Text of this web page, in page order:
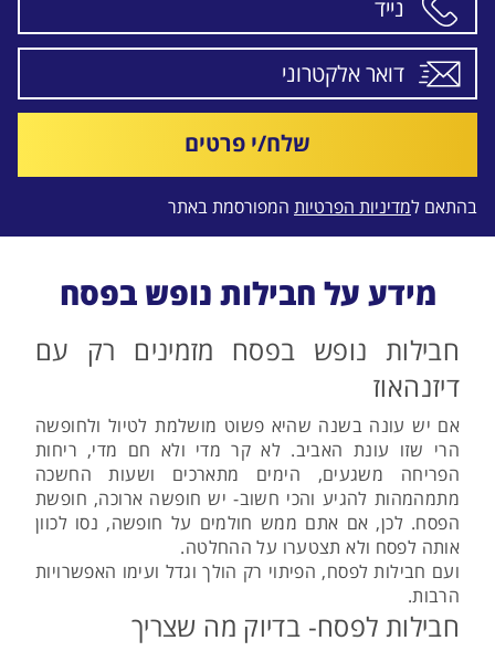
שלח/י פרטים
בהתאם למדיניות הפרטיות המפורסמת באתר
מידע על חבילות נופש בפסח
חבילות נופש בפסח מזמינים רק עם
דיזנהאוז
אם יש עונה בשנה שהיא פשוט מושלמת לטיול ולחופשה
הרי שזו עונת האביב. לא קר מדי ולא חם מדי, ריחות
הפריחה משגעים, הימים מתארכים ושעות החשכה
מתמהמהות להגיע והכי חשוב- יש חופשה ארוכה, חופשת
הפסח. לכן, אם אתם ממש חולמים על חופשה, נסו לכוון
אותה לפסח ולא תצטערו על ההחלטה.
ועם חבילות לפסח, הפיתוי רק הולך וגדל ועימו האפשרויות
הרבות.
חבילות לפסח- בדיוק מה שצריך